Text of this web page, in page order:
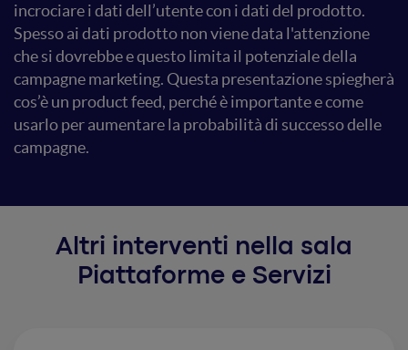
incrociare i dati dell’utente con i dati del prodotto.
Spesso ai dati prodotto non viene data l'attenzione
che si dovrebbe e questo limita il potenziale della
campagne marketing. Questa presentazione spiegherà
cos’è un product feed, perché è importante e come
usarlo per aumentare la probabilità di successo delle
campagne.
Altri interventi nella sala
Piattaforme e Servizi